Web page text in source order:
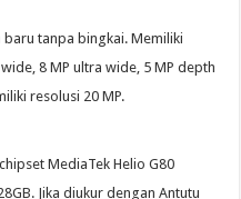
tanpa bingkai. Memiliki
8 MP ultra wide, 5 MP depth
resolusi 20 MP.
MediaTek Helio G80
Jika diukur dengan Antutu